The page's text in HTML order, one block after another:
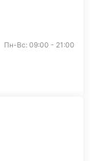
Пн-Вс: 09:00 - 21:00